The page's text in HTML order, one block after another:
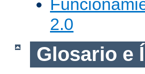
2.0
Glosario e